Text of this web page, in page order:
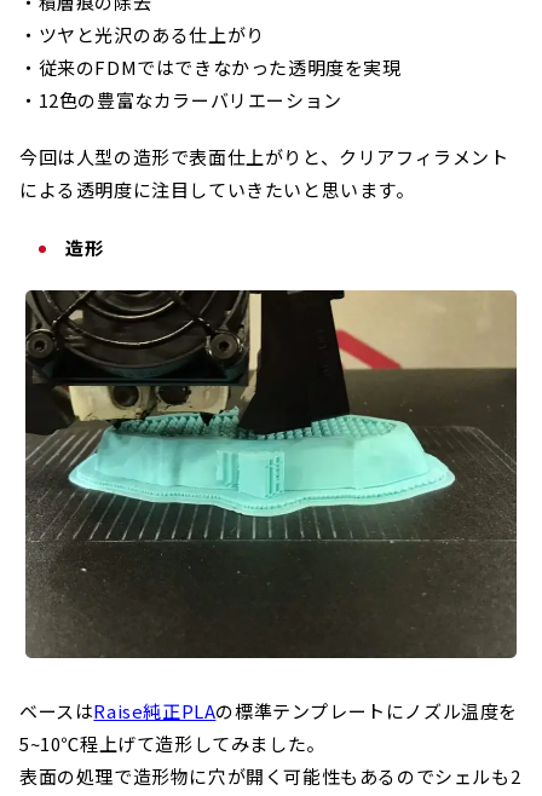
・ツヤと光沢のある仕上がり
・従来のFDMではできなかった透明度を実現
・12色の豊富なカラーバリエーション
今回は人型の造形で表面仕上がりと、クリアフィラメント
による透明度に注目していきたいと思います。
造形
ベースはRaise純正PLAの標準テンプレートにノズル温度を
5~10℃程上げて造形してみました。
表面の処理で造形物に穴が開く可能性もあるのでシェルも2